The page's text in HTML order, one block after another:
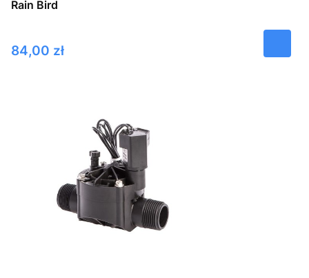
Rain Bird
Cena
84,00 zł